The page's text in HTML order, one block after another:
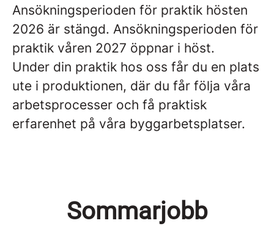
Ansökningsperioden för praktik hösten
2026 är stängd. Ansökningsperioden för
praktik våren 2027 öppnar i höst.
Under din praktik hos oss får du en plats
ute i produktionen, där du får följa våra
arbetsprocesser och få praktisk
erfarenhet på våra byggarbetsplatser.
Sommarjobb